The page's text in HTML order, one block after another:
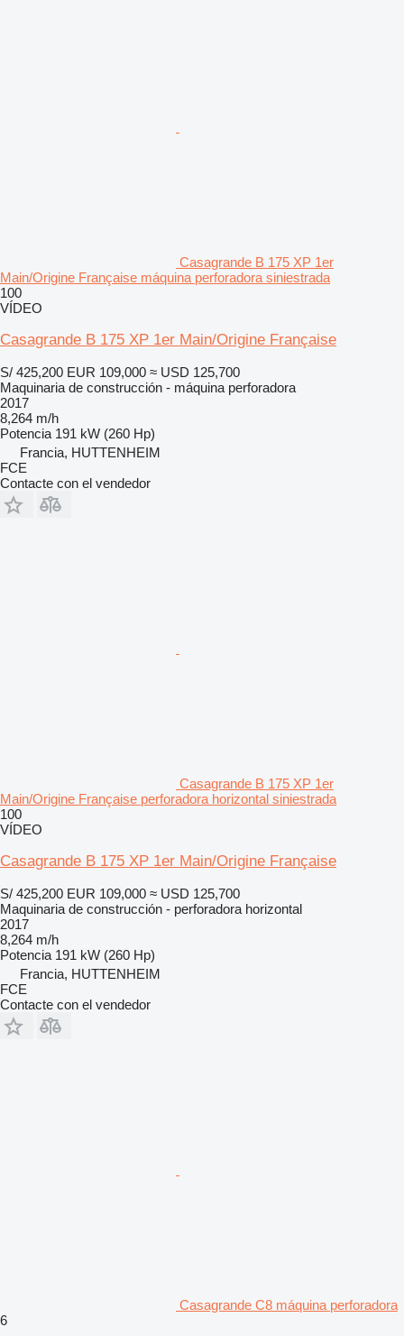
Casagrande B 175 XP 1er
Main/Origine Française máquina perforadora siniestrada
100
VÍDEO
Casagrande B 175 XP 1er Main/Origine Française
S/ 425,200 EUR 109,000 ≈ USD 125,700
Maquinaria de construcción - máquina perforadora
2017
8,264 m/h
Potencia 191 kW (260 Hp)
Francia, HUTTENHEIM
FCE
Contacte con el vendedor
Casagrande B 175 XP 1er
Main/Origine Française perforadora horizontal siniestrada
100
VÍDEO
Casagrande B 175 XP 1er Main/Origine Française
S/ 425,200 EUR 109,000 ≈ USD 125,700
Maquinaria de construcción - perforadora horizontal
2017
8,264 m/h
Potencia 191 kW (260 Hp)
Francia, HUTTENHEIM
FCE
Contacte con el vendedor
Casagrande C8 máquina perforadora
6